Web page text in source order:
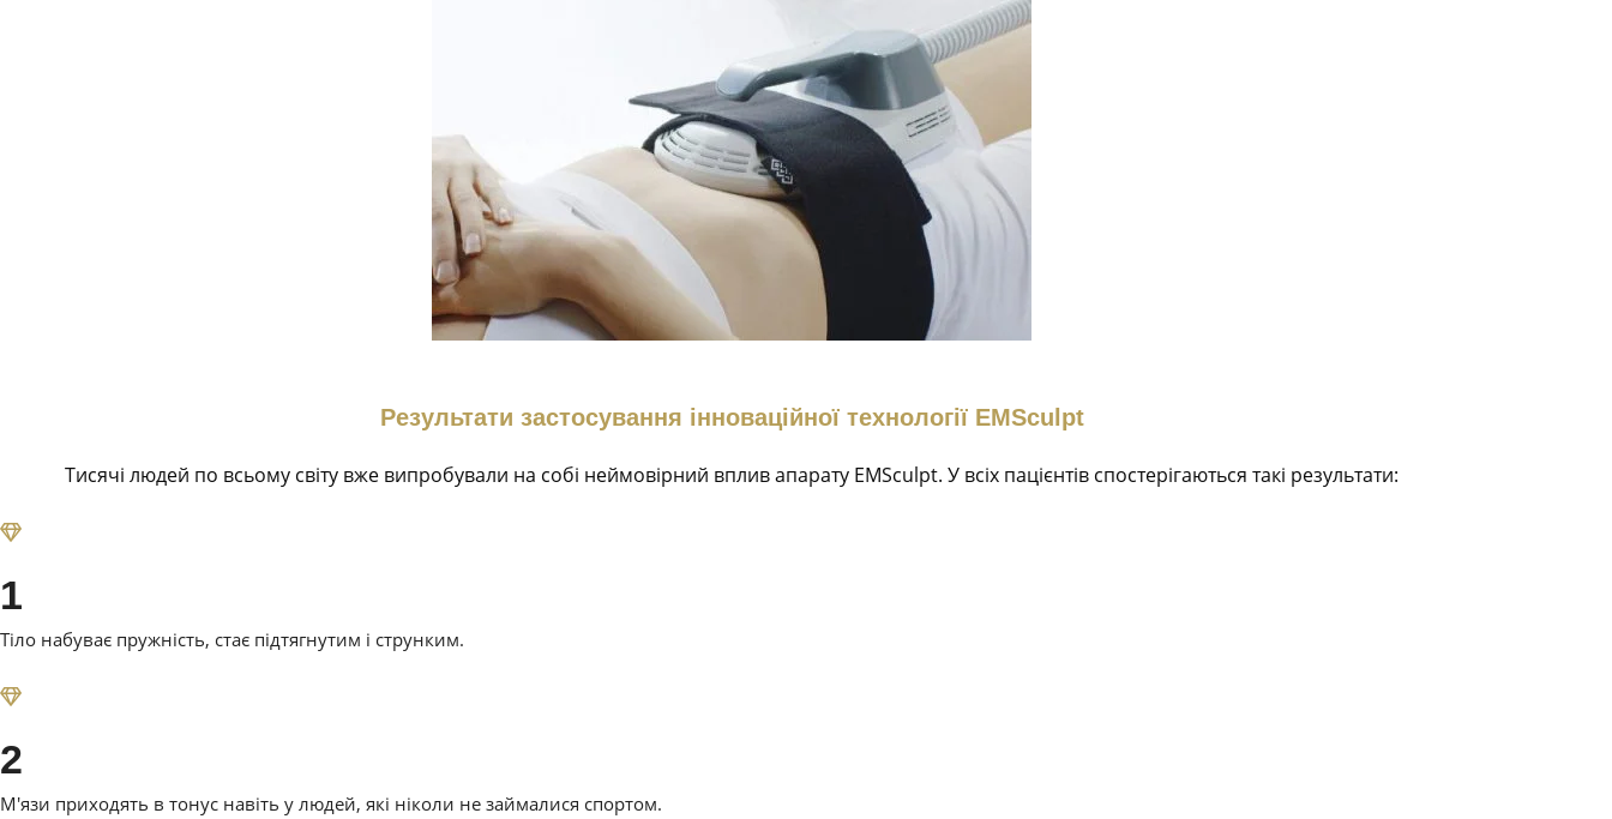
Результати застосування інноваційної технології EMSculpt
Тисячі людей по всьому світу вже випробували на собі неймовірний вплив апарату EMSculpt. У всіх пацієнтів спостерігаються такі результати:
1
Тіло набуває пружність, стає підтягнутим і струнким.
2
М'язи приходять в тонус навіть у людей, які ніколи не займалися спортом.